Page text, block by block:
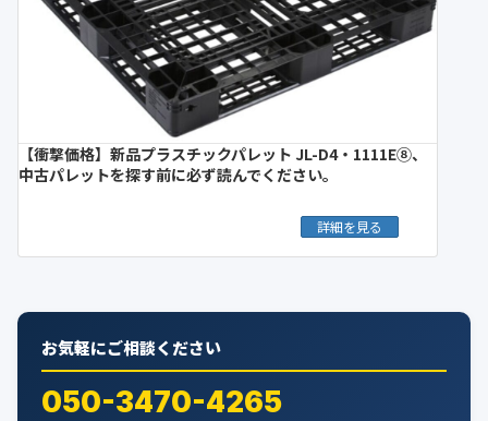
【衝撃価格】新品プラスチックパレット JL-D4・1111E⑧、
中古パレットを探す前に必ず読んでください。
詳細を見る
お気軽にご相談ください
050-3470-4265